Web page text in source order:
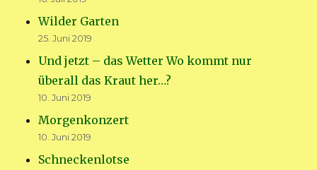
Wilder Garten
25. Juni 2019
Und jetzt – das Wetter Wo kommt nur
überall das Kraut her…?
10. Juni 2019
Morgenkonzert
10. Juni 2019
Schneckenlotse